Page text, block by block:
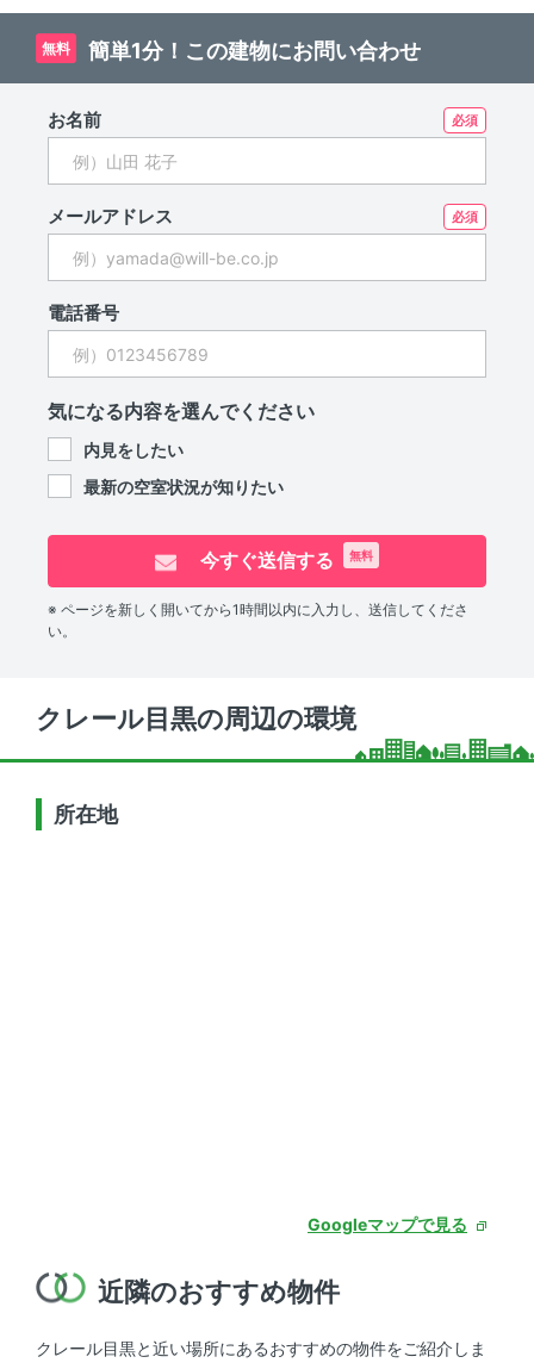
無料 簡単1分！この建物にお問い合わせ
お名前
メールアドレス
電話番号
気になる内容を選んでください
内見をしたい
最新の空室状況が知りたい
今すぐ送信する 無料
※ ページを新しく開いてから1時間以内に入力し、送信してくださ
い。
クレール目黒の周辺の環境
所在地
Googleマップで見る
近隣のおすすめ物件
クレール目黒と近い場所にあるおすすめの物件をご紹介しま